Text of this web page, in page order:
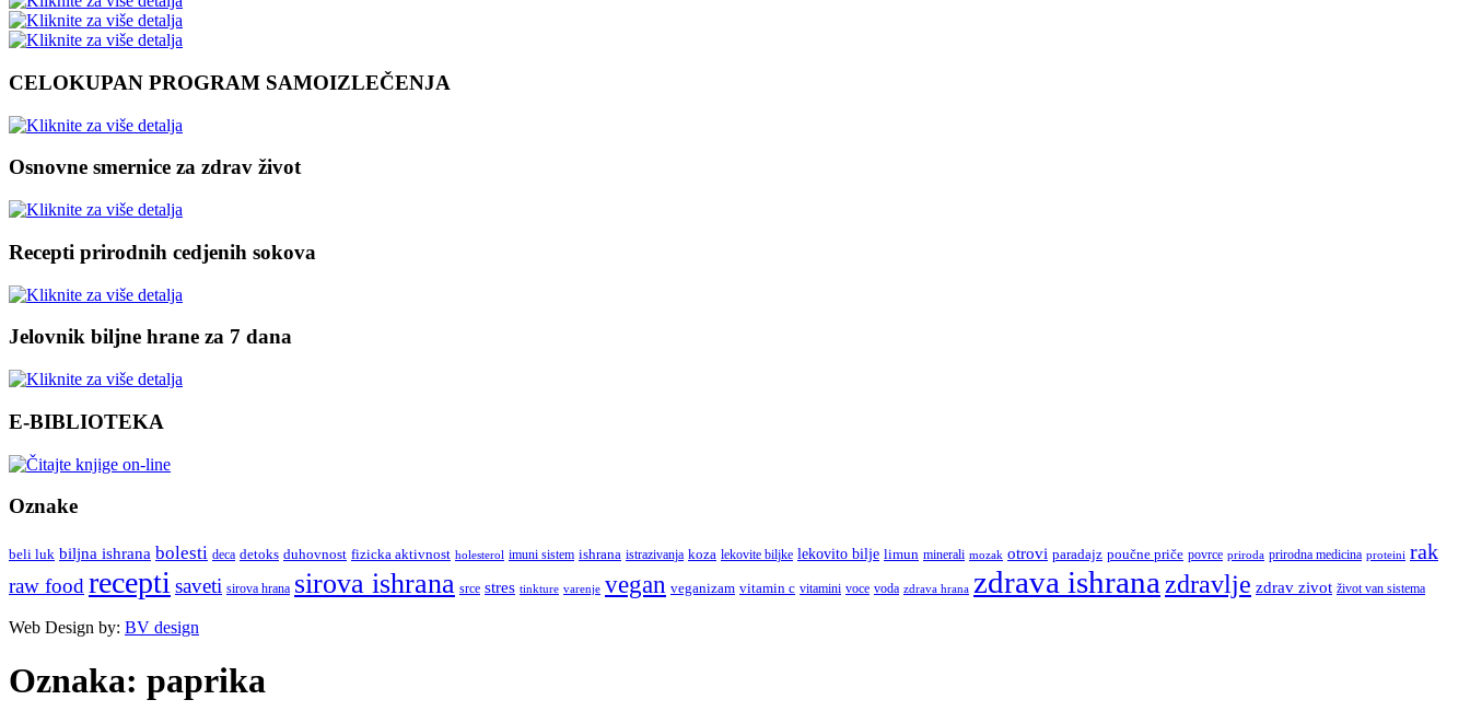
CELOKUPAN PROGRAM SAMOIZLEČENJA
Osnovne smernice za zdrav život
Recepti prirodnih cedjenih sokova
Jelovnik biljne hrane za 7 dana
E-BIBLIOTEKA
Oznake
beli luk biljna ishrana bolesti deca detoks duhovnost fizicka aktivnost holesterol imuni sistem ishrana istrazivanja koza lekovite biljke lekovito bilje limun minerali mozak otrovi paradajz poučne priče povrce priroda prirodna medicina proteini rak
raw food recepti saveti sirova hrana sirova ishrana srce stres tinkture varenje vegan veganizam vitamin c vitamini voce voda zdrava hrana zdrava ishrana zdravlje zdrav zivot život van sistema
Web Design by: BV design
Oznaka: paprika